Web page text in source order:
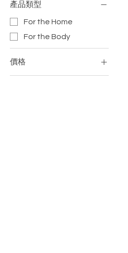
產品類型
For the Home
For the Body
價格